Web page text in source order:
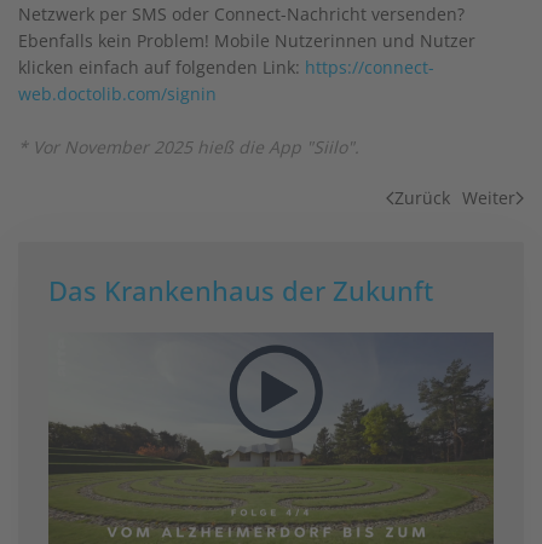
Netzwerk per SMS oder Connect-Nachricht versenden?
Ebenfalls kein Problem! Mobile Nutzerinnen und Nutzer
klicken einfach auf folgenden Link: https://connect-
web.doctolib.com/signin
* Vor November 2025 hieß die App "Siilo".
Zurück Weiter
Das Krankenhaus der Zukunft